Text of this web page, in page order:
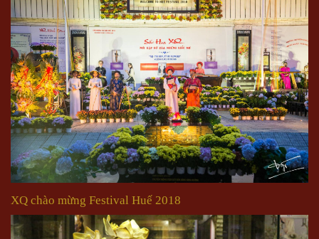
XQ chào mừng Festival Huế 2018